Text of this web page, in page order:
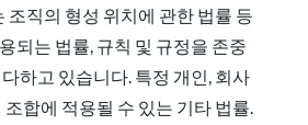
조직의 형성 위치에 관한 법률 등
되는 법률, 규칙 및 규정을 존중
하고 있습니다. 특정 개인, 회사
합에 적용될 수 있는 기타 법률.